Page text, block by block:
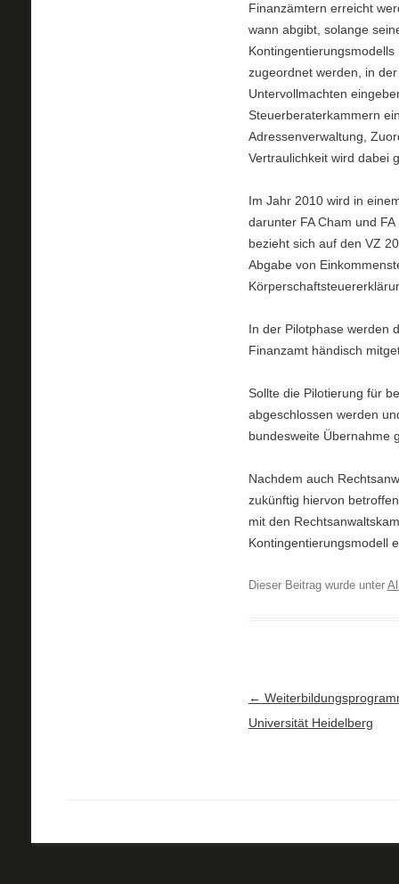
Finanzämtern erreicht
wann abgibt, solange
zugeordnet werden, in
Untervollmachten
Steuerberaterkammern
Adressenverwaltung,
Vertraulichkeit wird dabei
Im Jahr 2010 wird in
darunter FA Cham und
bezieht sich auf den VZ
Abgabe von
In der Pilotphase werden
Finanzamt händisch
Sollte die Pilotierung für
abgeschlossen werden
bundesweite Übernahme
Nachdem auch
zukünftig hiervon
mit den
Kontingentierungsmodell
Dieser Beitrag wurde unter
Artikel-Navigation
←
Universität Heidelberg